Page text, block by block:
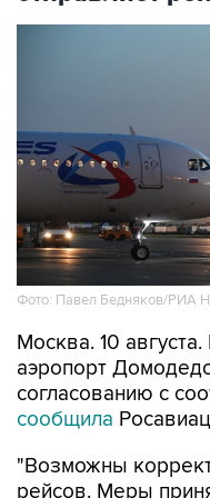
Фото: Павел Бедняков/РИА
Москва. 10
аэропорт
согласованию с
сообщила
"Возможны
рейсов. Меры